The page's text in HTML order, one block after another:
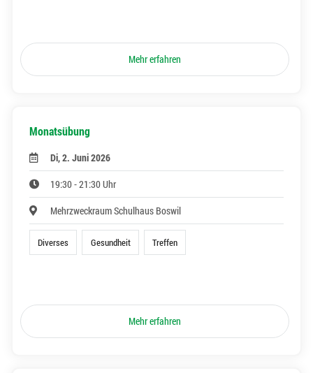
Mehr erfahren
Monatsübung
Di, 2. Juni 2026
19:30 - 21:30 Uhr
Mehrzweckraum Schulhaus Boswil
Diverses Gesundheit Treffen
Mehr erfahren